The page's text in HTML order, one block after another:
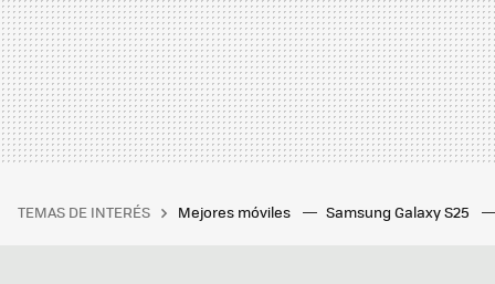
TEMAS DE INTERÉS Mejores móviles Samsung Galaxy S25